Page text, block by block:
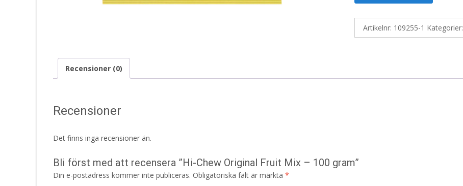
Artikelnr: 109255-1 Kategorier:
Recensioner (0)
Recensioner
Det finns inga recensioner än.
Bli först med att recensera ”Hi-Chew Original Fruit Mix – 100 gram”
Din e-postadress kommer inte publiceras. Obligatoriska fält är märkta *